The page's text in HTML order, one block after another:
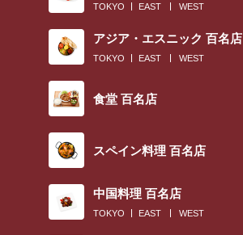
TOKYO EAST WEST
アジア・エスニック 百名店
TOKYO EAST WEST
食堂 百名店
スペイン料理 百名店
中国料理 百名店
TOKYO EAST WEST